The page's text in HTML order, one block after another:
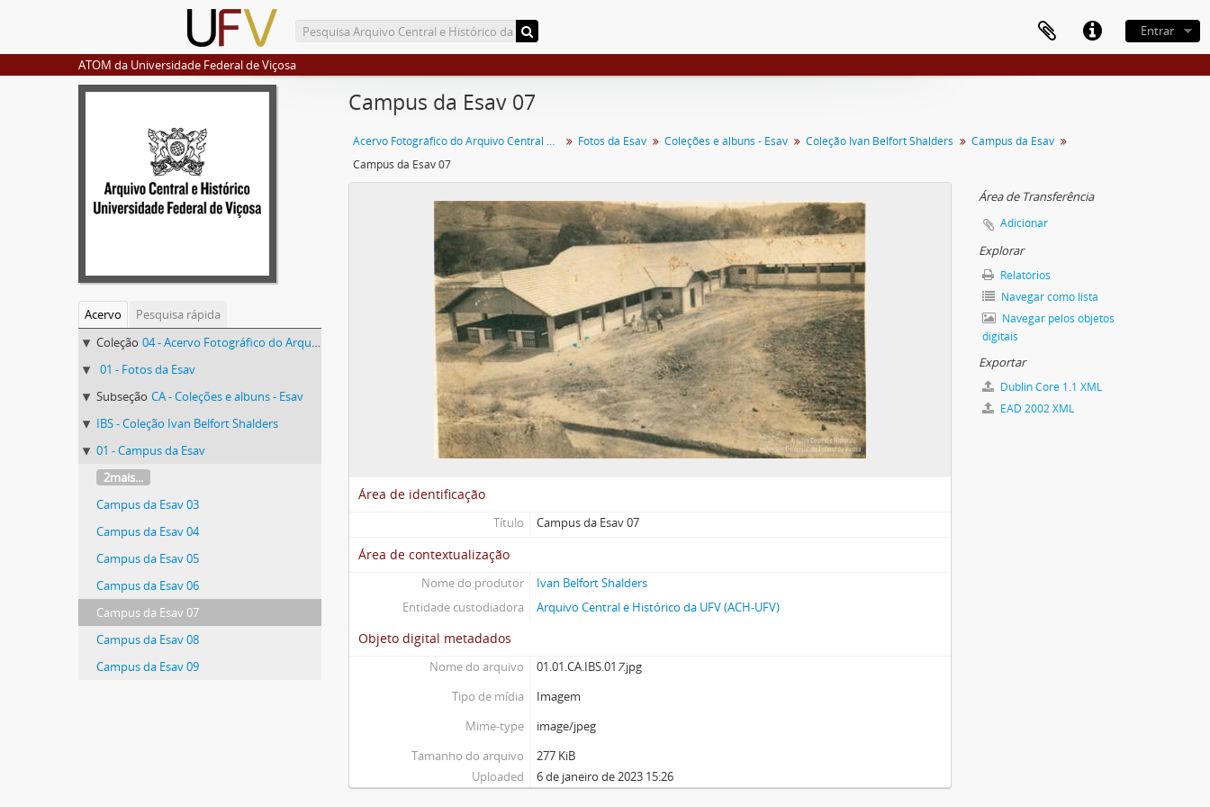
Entrar
ATOM da Universidade Federal de Viçosa
Acervo
Pesquisa rápida
Coleção 04 - Acervo Fotográfico do Arquivo Central Histórico da UFV
01 - Fotos da Esav
Subseção CA - Coleções e albuns - Esav
IBS - Coleção Ivan Belfort Shalders
01 - Campus da Esav
2mais...
Campus da Esav 03
Campus da Esav 04
Campus da Esav 05
Campus da Esav 06
Campus da Esav 07
Campus da Esav 08
Campus da Esav 09
Campus da Esav 07
Acervo Fotográfico do Arquivo Central Histórico da UFV Fotos da Esav Coleções e albuns - Esav Coleção Ivan Belfort Shalders
Campus da Esav
Campus da Esav 07
Área de identificação
Título Campus da Esav 07
Área de contextualização
Nome do produtor
Ivan Belfort Shalders
Entidade custodiadora
Arquivo Central e Histórico da UFV (ACH-UFV)
Objeto digital metadados
Nome do arquivo 01.01.CA.IBS.01 7.jpg
Tipo de mídia
Imagem
Mime-type
image/jpeg
Tamanho do arquivo
277 KiB
Uploaded
6 de janeiro de 2023 15:26
Área de Transferência
Adicionar
Explorar
Relatórios
Navegar como lista
Navegar pelos objetos
digitais
Exportar
Dublin Core 1.1 XML
EAD 2002 XML